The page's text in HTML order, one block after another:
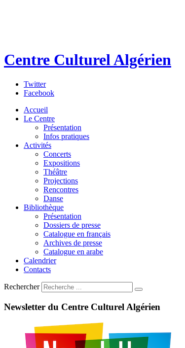
Centre Culturel Algérien
Twitter
Facebook
Accueil
Le Centre
Présentation
Infos pratiques
Activités
Concerts
Expositions
Théâtre
Projections
Rencontres
Danse
Bibliothèque
Présentation
Dossiers de presse
Catalogue en français
Archives de presse
Catalogue en arabe
Calendrier
Contacts
Rechercher
Newsletter du Centre Culturel Algérien